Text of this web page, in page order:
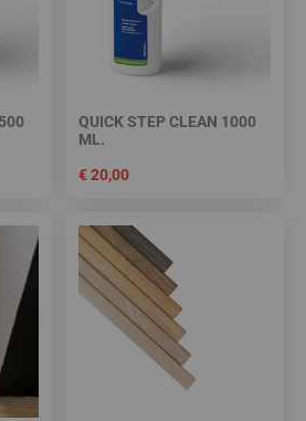
QUICK STEP CLEAN 1000
ML.
€20,00